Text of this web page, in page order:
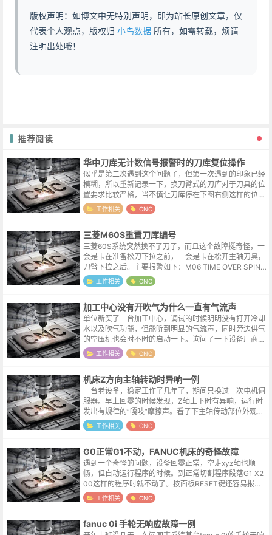
版权声明：如博文中无特别声明，即为站长原创文章，仅
代表个人观点，版权归 小鸟数据 所有，如需转载，烦请
注明出处哦！
推荐阅读
华中刀库无计数信号报警时的刀库复位操作
似乎是第二次遇到这个问题了，但第一次遇到的印象已经
模糊，所以重新记录一下，换刀臂式的刀库对于刀具的位
置要求比较严格，当不慎让刀库停在下图右侧这样的位置
时，就会出发无计数信号报警。报警号大概是G3018，不
确定记忆是否准确。解决的方法也...
工作相关 CNC
三菱M60S重置刀库编号
三菱60S系统突然换不了刀了，而且这个故障挺奇怪，一
会是卡在准备松刀下拉之前，一会是卡在松开主轴刀具，
刀臂下拉之后。主要报警如下：M06 TIME OVER SPIND
LE NOT ORIENTATIONM06超时这是结果而不是原
因，...
工作相关 CNC
加工中心没有开吹气为什么一直有气流声
单位新买了一台加工中心，调试的时候明明没有打开冷却
水以及吹气功能，但能听到明显的气流声，同时旁边供气
的空压机也会时不时的启动一下。询问了一下设备厂商，
说这是主轴气幕，我说怎么拿手在外部摸了一遍，也没感
觉哪里漏气呢。关于主轴气幕主轴气幕...
工作相关 CNC
机床Z方向主轴转动时异响一例
一台老设备，稳定工作了几年了，期间只换过一次电机伺
服器。早上回零的时候发现，Z轴上下时有异响，运行时
发出有规律的“嘎吱”摩擦声。看了下主轴传动部位外观，
发现因为油路不通，传动部位的链条与导轨基本都是干
的，尝试润滑加油，但异响的状况并没...
工作相关 CNC
G0正常G1不动，FANUC机床的奇怪故障
遇到一个奇怪的问题，设备回零正常，空走xyz轴也顺
畅，但自动运行程序的时候。到正常切割程序段落G1 X2
00这样的程序时就不动了。按面板RESET键还容易报出
一个9073错误。9073 (SPN1 S-SPINDLE ERROR AL...
工作相关 CNC
fanuc 0i 手轮无响应故障一例